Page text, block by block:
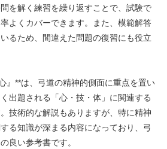
を解く練習を繰り返すことで、試験で
よくカバーできます。また、模範解答
るため、間違えた問題の復習にも役立
』**は、弓道の精神的側面に重点を置い
出題される「心・技・体」に関連する
技術的な解説もありますが、特に精神
る知識が深まる内容になっており、弓
良い参考書です。